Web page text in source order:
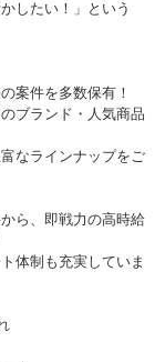
したい！」という
案件を多数保有！
ブランド・人気商品
なラインナップをご
ら、即戦力の高時給
体制も充実していま